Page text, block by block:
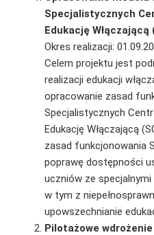
Specjalistycznych
Edukację Włączającą
Okres realizacji:
Celem projektu jest
realizacji edukacji
opracowanie zasad
Specjalistycznych
Edukację Włączającą
zasad funkcjonowania
poprawę dostępności
uczniów ze
w tym z
upowszechnianie
Pilotażowe